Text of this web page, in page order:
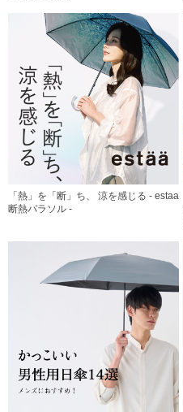
「熱」を「断」ち、 涼を感じる - estaa
断熱パラソル -